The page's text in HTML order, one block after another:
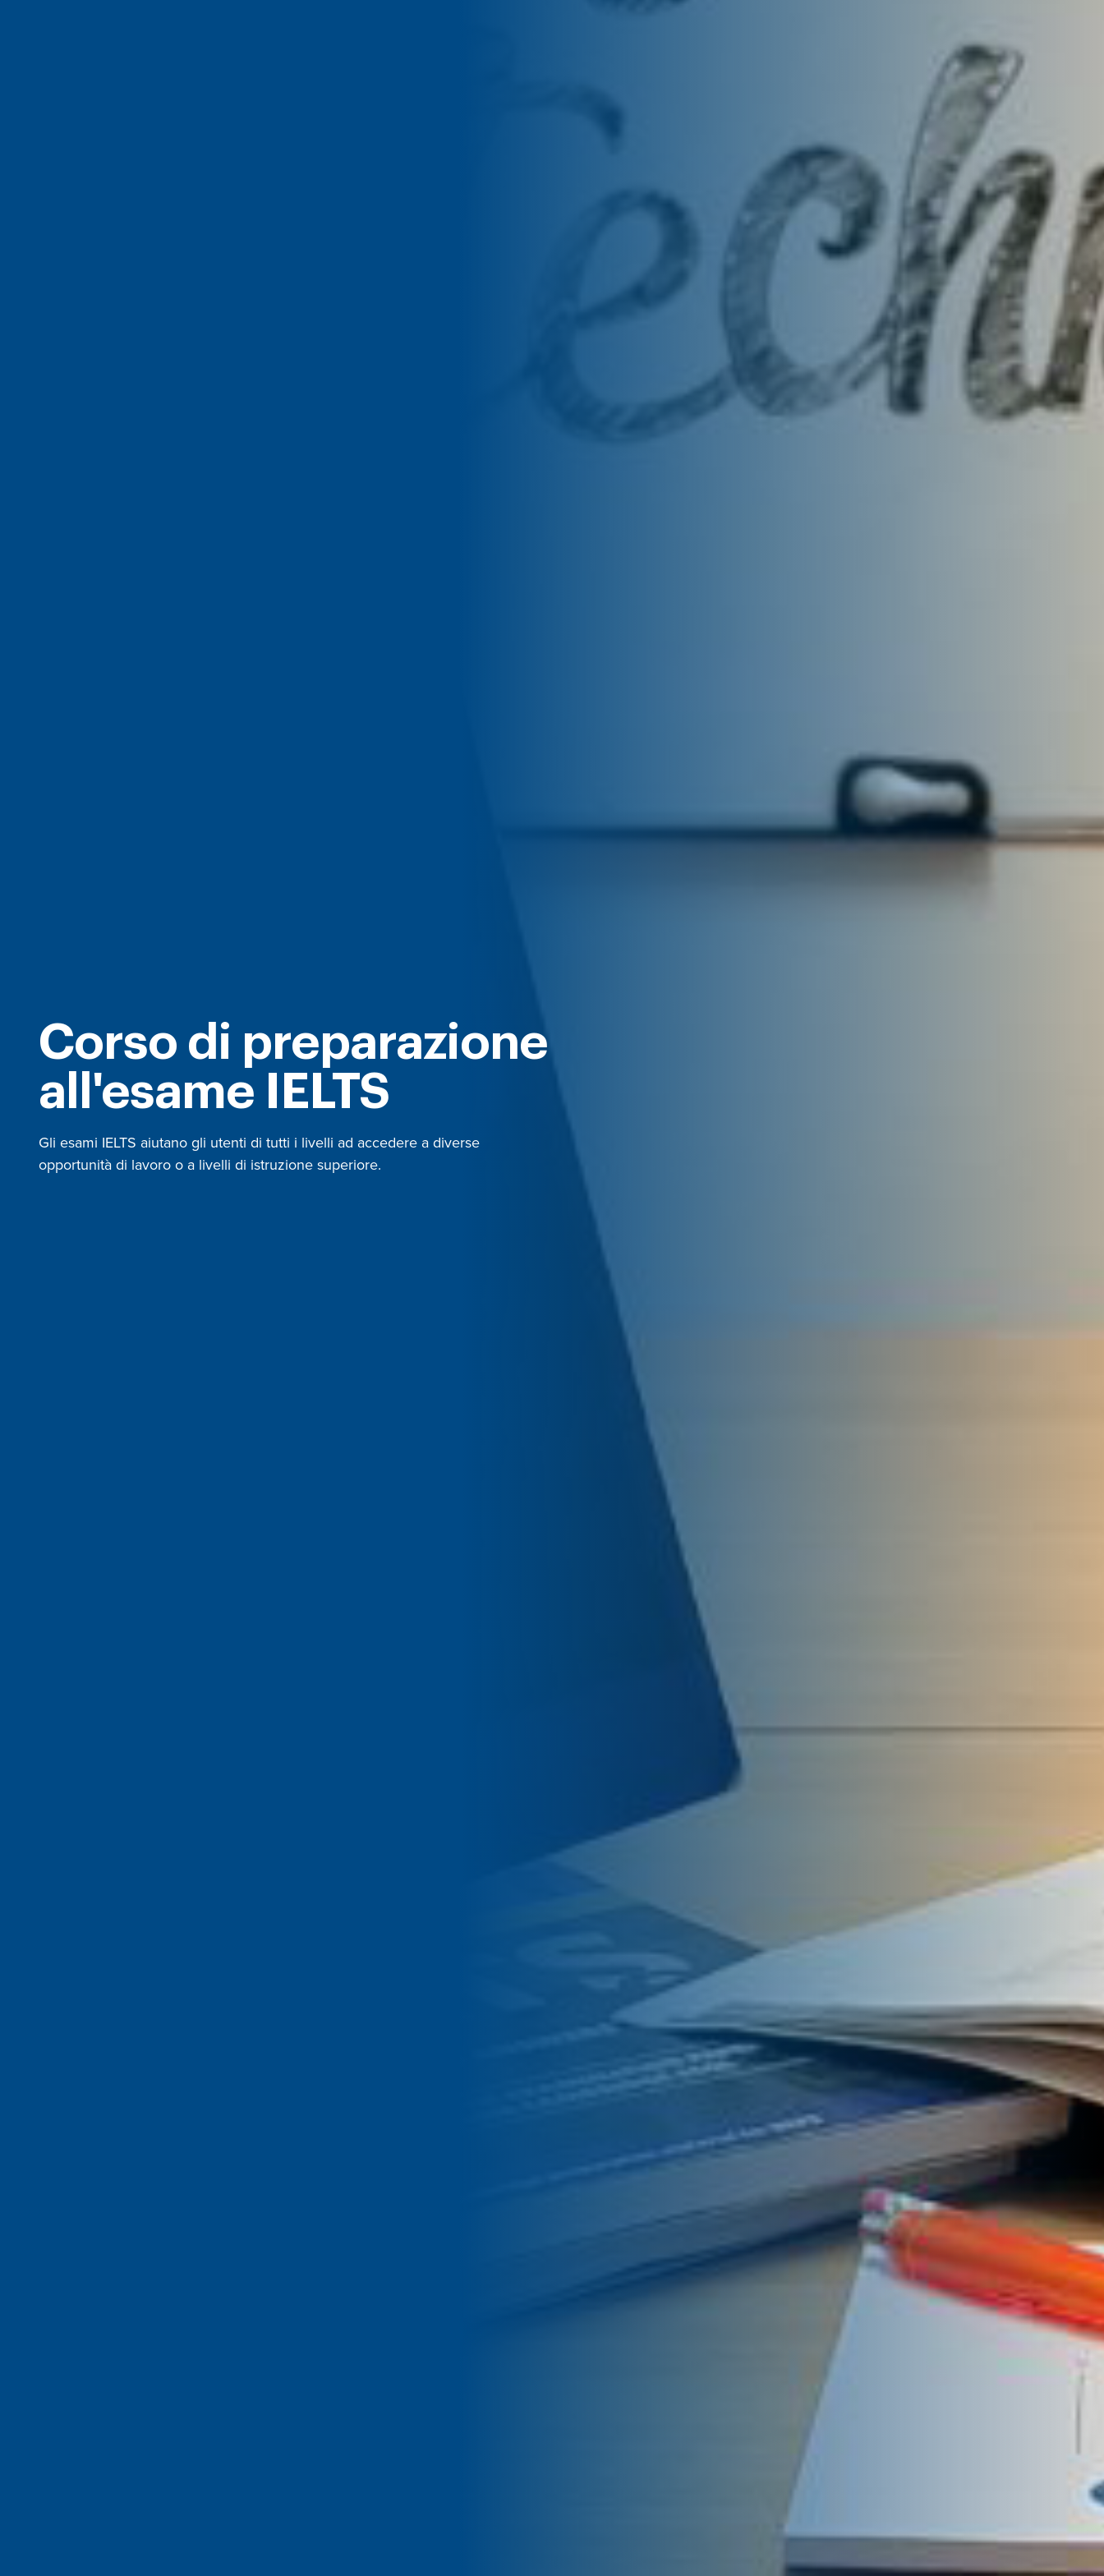
Corso di preparazione
all'esame IELTS
Gli esami IELTS aiutano gli utenti di tutti i livelli ad accedere a diverse
opportunità di lavoro o a livelli di istruzione superiore.